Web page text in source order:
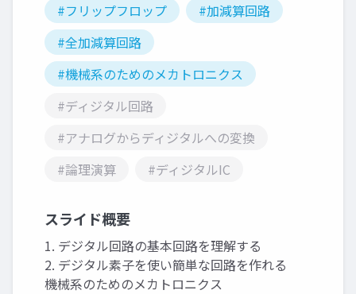
#フリップフロップ
#加減算回路
#全加減算回路
#機械系のためのメカトロニクス
#ディジタル回路
#アナログからディジタルへの変換
#論理演算
#ディジタルIC
スライド概要
1. デジタル回路の基本回路を理解する
2. デジタル素子を使い簡単な回路を作れる
機械系のためのメカトロニクス